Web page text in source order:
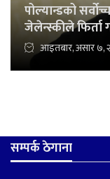
पोल्यान्डको
जेलेन्स्कीले फिर्ता
आइतबार, असार ७,
सम्पर्क ठेगाना